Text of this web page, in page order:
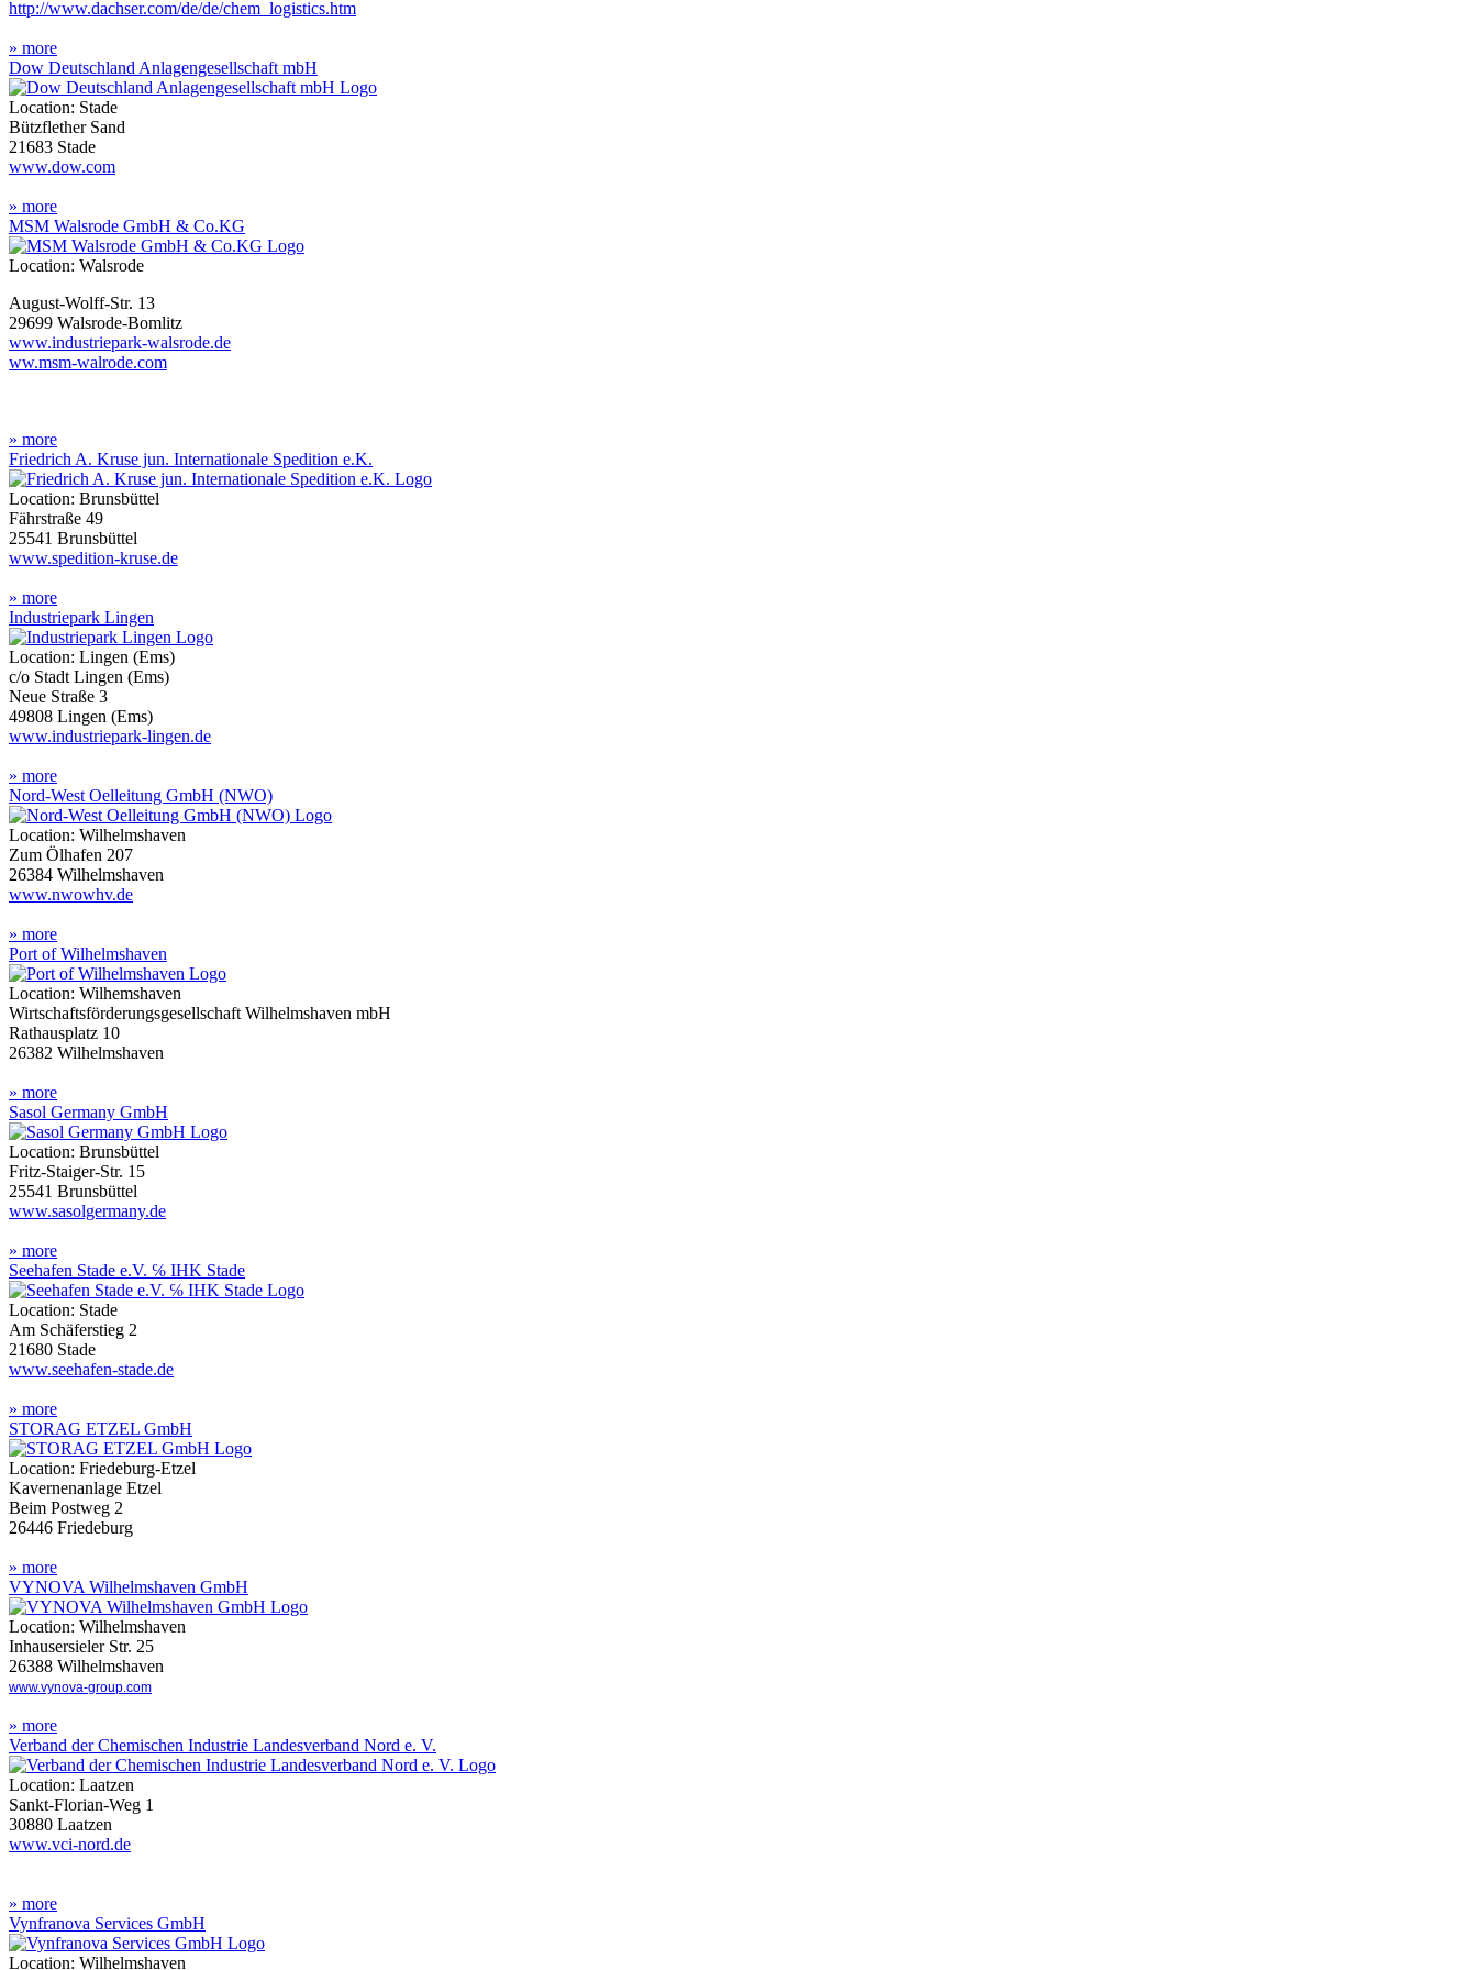
http://www.dachser.com/de/de/chem_logistics.htm
» more
Dow Deutschland Anlagengesellschaft mbH
Location: Stade
Bützflether Sand
21683 Stade
www.dow.com
» more
MSM Walsrode GmbH & Co.KG
Location: Walsrode
August-Wolff-Str. 13
29699 Walsrode-Bomlitz
www.industriepark-walsrode.de
ww.msm-walrode.com
» more
Friedrich A. Kruse jun. Internationale Spedition e.K.
Location: Brunsbüttel
Fährstraße 49
25541 Brunsbüttel
www.spedition-kruse.de
» more
Industriepark Lingen
Location: Lingen (Ems)
c/o Stadt Lingen (Ems)
Neue Straße 3
49808 Lingen (Ems)
www.industriepark-lingen.de
» more
Nord-West Oelleitung GmbH (NWO)
Location: Wilhelmshaven
Zum Ölhafen 207
26384 Wilhelmshaven
www.nwowhv.de
» more
Port of Wilhelmshaven
Location: Wilhemshaven
Wirtschaftsförderungsgesellschaft Wilhelmshaven mbH
Rathausplatz 10
26382 Wilhelmshaven
» more
Sasol Germany GmbH
Location: Brunsbüttel
Fritz-Staiger-Str. 15
25541 Brunsbüttel
www.sasolgermany.de
» more
Seehafen Stade e.V. ℅ IHK Stade
Location: Stade
Am Schäferstieg 2
21680 Stade
www.seehafen-stade.de
» more
STORAG ETZEL GmbH
Location: Friedeburg-Etzel
Kavernenanlage Etzel
Beim Postweg 2
26446 Friedeburg
» more
VYNOVA Wilhelmshaven GmbH
Location: Wilhelmshaven
Inhausersieler Str. 25
26388 Wilhelmshaven
www.vynova-group.com
» more
Verband der Chemischen Industrie Landesverband Nord e. V.
Location: Laatzen
Sankt-Florian-Weg 1
30880 Laatzen
www.vci-nord.de
» more
Vynfranova Services GmbH
Location: Wilhelmshaven